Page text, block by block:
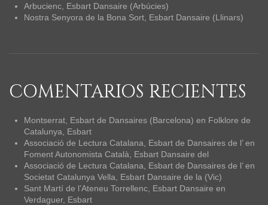
Arbucienc, Esbart Dansaire (Arbúcies)
Nostra Senyora de la Bona Sort, Esbart Dansaire (Llinars)
COMENTARIOS RECIENTES
Montserrat, Esbart de Dansaires (Barcelona) en Folklore de
Catalunya, Esbart
Associació de Lectura Catalana, Esbart de Dansaires de l’en
Foment Autonomista Català, Esbart Dansaire del
Associació de Lectura Catalana, Esbart de Dansaires de l’en
Societat Catalunya Vella, Esbart Dansaire de la (Vic)
Sant Martí de l’Ateneu Torrellenc, Esbart Dansaire en
Verdaguer, Esbart